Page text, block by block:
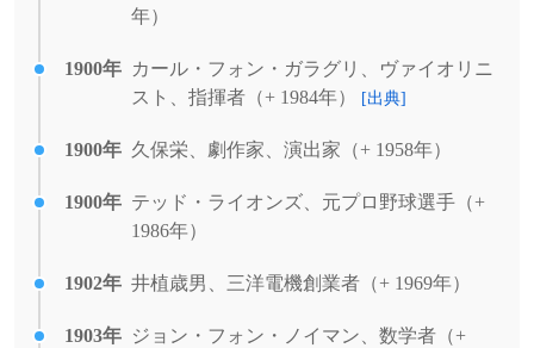
年）
1900年 カール・フォン・ガラグリ、ヴァイオリニ
スト、指揮者（+ 1984年）
[出典]
1900年 久保栄、劇作家、演出家（+ 1958年）
1900年 テッド・ライオンズ、元プロ野球選手（+
1986年）
1902年 井植歳男、三洋電機創業者（+ 1969年）
1903年 ジョン・フォン・ノイマン、数学者（+